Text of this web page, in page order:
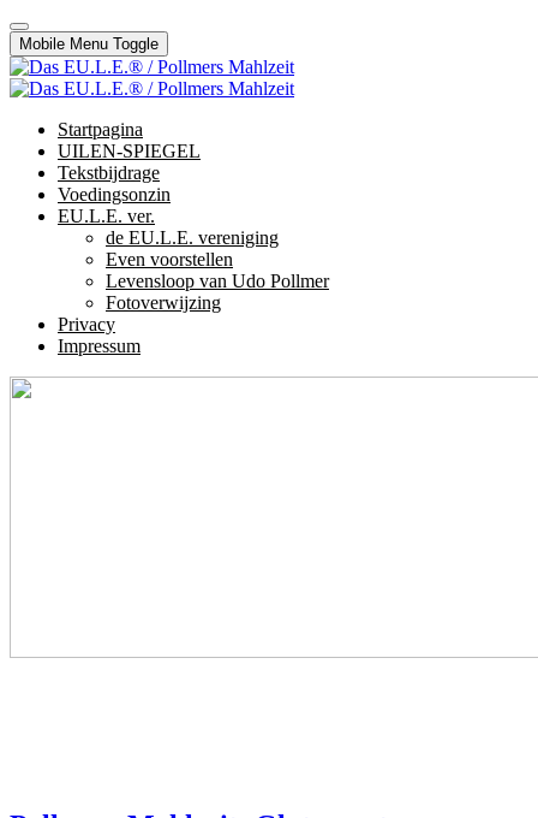
Mobile Menu Toggle
Startpagina
UILEN-SPIEGEL
Tekstbijdrage
Voedingsonzin
EU.L.E. ver.
de EU.L.E. vereniging
Even voorstellen
Levensloop van Udo Pollmer
Fotoverwijzing
Privacy
Impressum